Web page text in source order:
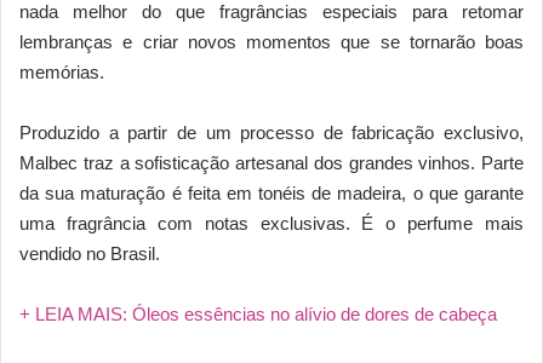
nada melhor do que fragrâncias especiais para retomar
lembranças e criar novos momentos que se tornarão boas
memórias.
Produzido a partir de um processo de fabricação exclusivo,
Malbec traz a sofisticação artesanal dos grandes vinhos. Parte
da sua maturação é feita em tonéis de madeira, o que garante
uma fragrância com notas exclusivas. É o perfume mais
vendido no Brasil.
+ LEIA MAIS: Óleos essências no alívio de dores de cabeça